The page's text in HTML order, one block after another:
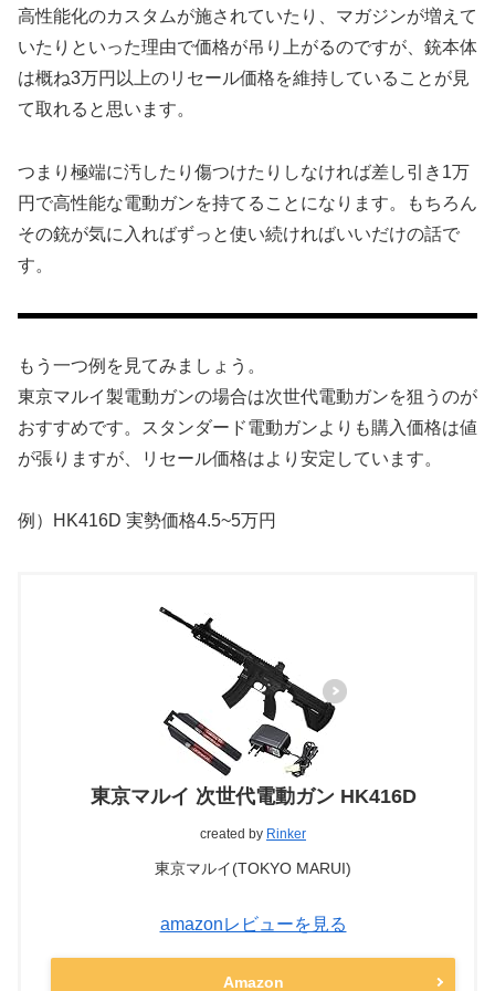
高性能化のカスタムが施されていたり、マガジンが増えて
いたりといった理由で価格が吊り上がるのですが、銃本体
は概ね3万円以上のリセール価格を維持していることが見
て取れると思います。
つまり極端に汚したり傷つけたりしなければ差し引き1万
円で高性能な電動ガンを持てることになります。もちろん
その銃が気に入ればずっと使い続ければいいだけの話で
す。
もう一つ例を見てみましょう。
東京マルイ製電動ガンの場合は次世代電動ガンを狙うのが
おすすめです。スタンダード電動ガンよりも購入価格は値
が張りますが、リセール価格はより安定しています。
例）HK416D 実勢価格4.5~5万円
東京マルイ 次世代電動ガン HK416D
created by Rinker
東京マルイ(TOKYO MARUI)
amazonレビューを見る
Amazon